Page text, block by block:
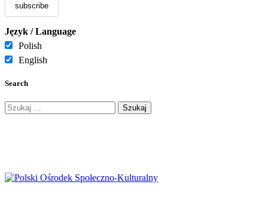
Język / Language
Polish
English
Search
Szukaj: